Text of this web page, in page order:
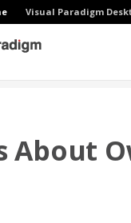
Visual Paradigm
About